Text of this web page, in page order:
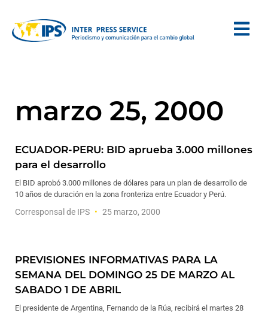
marzo 25, 2000
ECUADOR-PERU: BID aprueba 3.000 millones
para el desarrollo
El BID aprobó 3.000 millones de dólares para un plan de desarrollo de
10 años de duración en la zona fronteriza entre Ecuador y Perú.
Corresponsal de IPS 25 marzo, 2000
PREVISIONES INFORMATIVAS PARA LA
SEMANA DEL DOMINGO 25 DE MARZO AL
SABADO 1 DE ABRIL
El presidente de Argentina, Fernando de la Rúa, recibirá el martes 28